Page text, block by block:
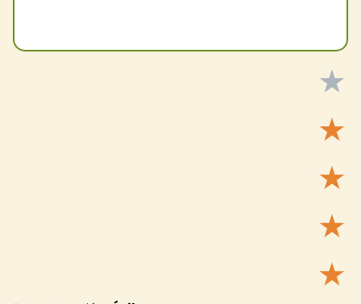
★
★
★
★
★